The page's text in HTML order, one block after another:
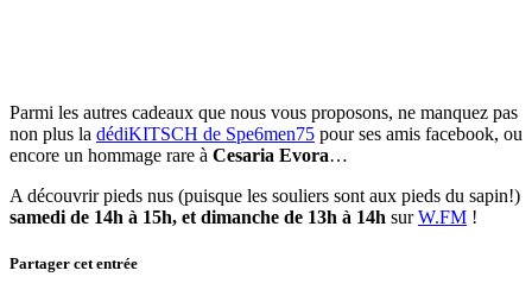
Parmi les autres cadeaux que nous vous proposons, ne manquez pas
non plus la dédiKITSCH de Spe6men75 pour ses amis facebook, ou
encore un hommage rare à Cesaria Evora…
A découvrir pieds nus (puisque les souliers sont aux pieds du sapin!)
samedi de 14h à 15h, et dimanche de 13h à 14h surW.FM !
Partager cet entrée